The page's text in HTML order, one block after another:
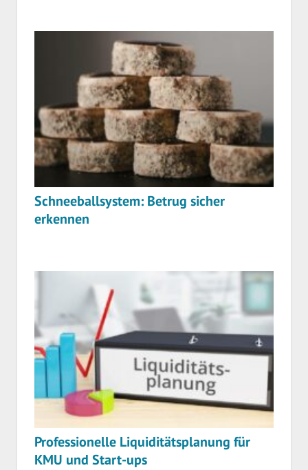
Schneeballsystem: Betrug sicher
erkennen
Professionelle Liquiditätsplanung für
KMU und Start-ups